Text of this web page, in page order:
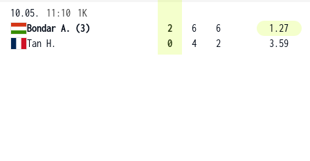
10.05.
11:10
1K
Bondar A. (3)
Tan H.
2
0
6
4
6
2
1.27
3.59